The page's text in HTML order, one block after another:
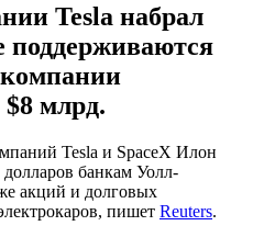
Tesla набрал
поддерживаются
млрд.
Tesla и SpaceX Илон
банкам Уолл-
акций и долговых
пишет Reuters.